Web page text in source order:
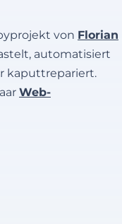
von Florian
automatisiert
kaputtrepariert.
Web-